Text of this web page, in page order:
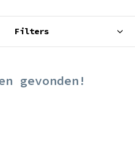
Filters
gevonden!